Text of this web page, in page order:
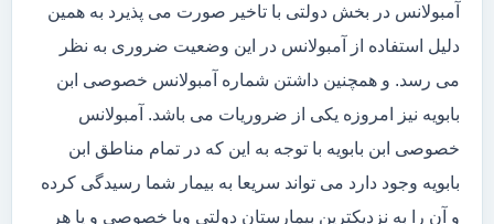
آمبولانس در بخش دولتی با تاخیر صورت می پذیرد به همین
دلیل استفاده از آمبولانس در این وضعیت ضروری به نظر
می رسد. و همچنین داشتن شماره آمبولانس خصوصی ابن
بابویه نیز امروزه یکی از ضروریات می باشد. آمبولانس
خصوصی ابن بابویه با توجه به این که در تمام مناطق ابن
بابویه وجود دارد می تواند سریعا به بیمار شما رسیدگی کرده
و آن را به نزدیکترین بیمارستان دولتی ویا خصوصی و یا هر